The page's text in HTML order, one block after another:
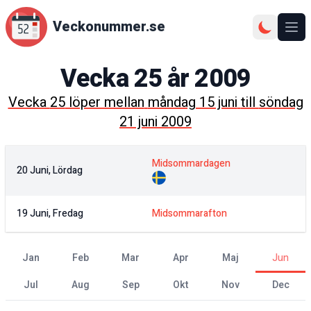
Veckonummer.se
Vecka25år2009
Vecka25löper mellanmåndag 15 junitillsöndag
21 juni 2009
20 Juni, Lördag Midsommardagen
19 Juni, Fredag Midsommarafton
jan feb mar apr maj
jun
jul
aug sep okt nov dec